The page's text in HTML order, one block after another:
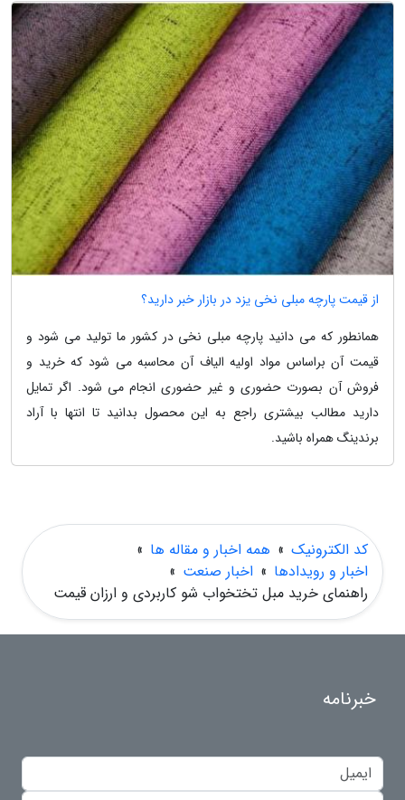
از قیمت پارچه مبلی نخی یزد در بازار خبر دارید؟
همانطور که می دانید پارچه مبلی نخی در کشور ما تولید می شود و
قیمت آن براساس مواد اولیه الیاف آن محاسبه می شود که خرید و
فروش آن بصورت حضوری و غیر حضوری انجام می شود. اگر تمایل
دارید مطالب بیشتری راجع به این محصول بدانید تا انتها با آراد
برندینگ همراه باشید.
کد الکترونیک » همه اخبار و مقاله ها »
اخبار و رویدادها » اخبار صنعت »
راهنمای خرید مبل تختخواب شو کاربردی و ارزان قیمت
خبرنامه